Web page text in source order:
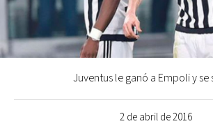
2 de abril de 2016
Juventus le ganó a Empoli y se